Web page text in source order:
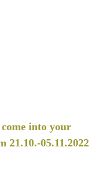
into your
21.10.-05.11.2022